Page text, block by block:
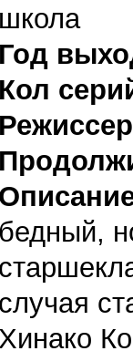
школа
Год
Кол
бедный,
случая
Хинако